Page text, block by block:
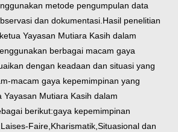
metode pengumpulan data
dan dokumentasi.Hasil penelitian
Yayasan Mutiara Kasih dalam
berbagai macam gaya
dengan keadaan dan situasi yang
macam gaya kepemimpinan yang
Yayasan Mutiara Kasih dalam
berikut:gaya kepemimpinan
Faire,Kharismatik,Situasional dan